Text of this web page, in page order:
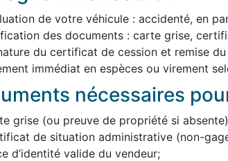
de votre véhicule : accidenté, en
des documents : carte grise,
du certificat de cession et remise
immédiat en espèces ou virement
nécessaires
grise (ou preuve de propriété si
de situation administrative (non-
d’identité valide du vendeur;